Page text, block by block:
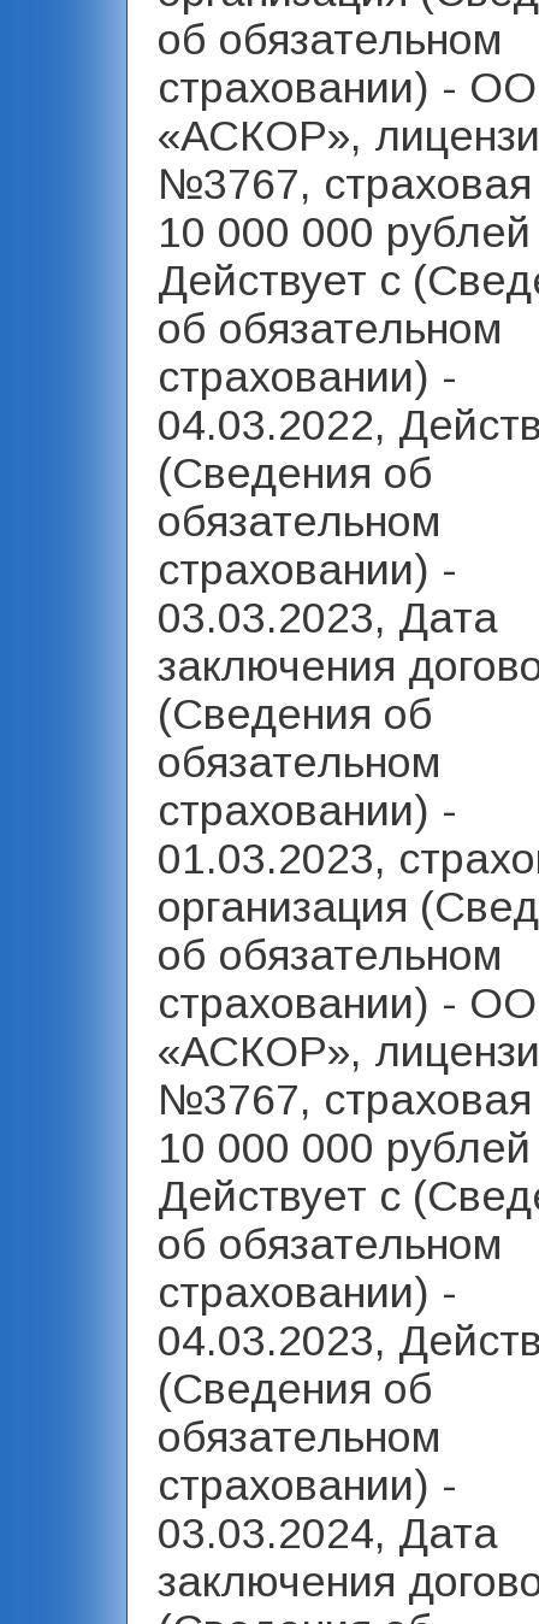
об обязательном
страховании) -
«АСКОР»,
№3767,
10 000 000
Действует с
об обязательном
страховании) -
04.03.2022,
(Сведения об
обязательном
страховании) -
03.03.2023, Дата
заключения
(Сведения об
обязательном
страховании) -
01.03.2023,
организация
об обязательном
страховании) -
«АСКОР»,
№3767,
10 000 000
Действует с
об обязательном
страховании) -
04.03.2023,
(Сведения об
обязательном
страховании) -
03.03.2024, Дата
заключения